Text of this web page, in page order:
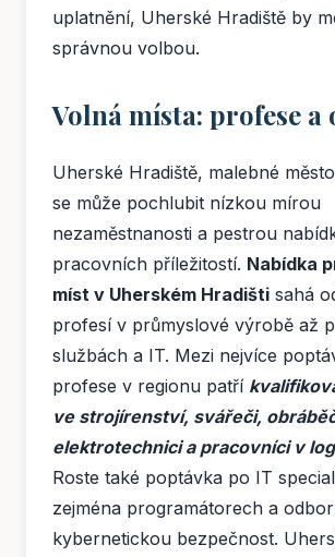
uplatnění, Uherské Hradiště by
správnou volbou.
Volná místa: profese a
Uherské Hradiště, malebné
se může pochlubit nízkou mírou
nezaměstnanosti a pestrou
pracovních příležitostí. Nabídka
míst v Uherském Hradišti sahá
profesí v průmyslové výrobě až
službách a IT. Mezi nejvíce
profese v regionu patří
ve strojírenství, svářeči,
elektrotechnici a pracovníci v
Roste také poptávka po IT
zejména programátorech a
kybernetickou bezpečnost.